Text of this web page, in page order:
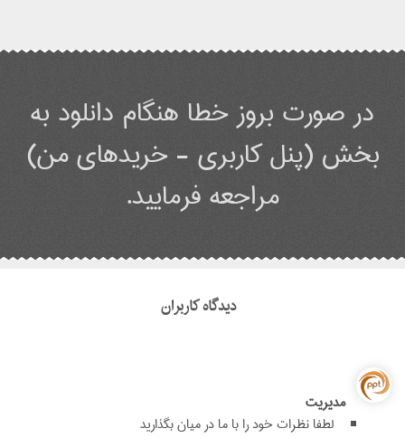
در صورت بروز خطا هنگام دانلود به
بخش (پنل کاربری - خریدهای من)
مراجعه فرمایید.
دیدگاه کاربران
مدیریت
لطفا نظرات خود را با ما در میان بگذارید